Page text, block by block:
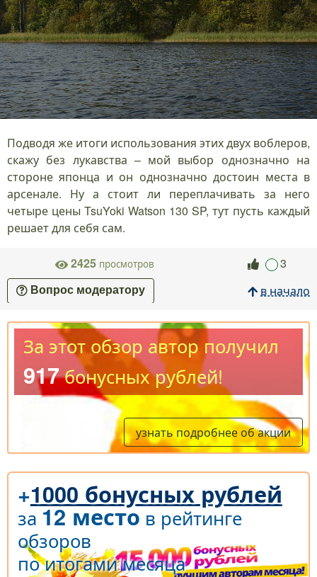
Подводя же итоги использования этих двух воблеров,
скажу без лукавства – мой выбор однозначно на
стороне японца и он однозначно достоин места в
арсенале. Ну а стоит ли переплачивать за него
четыре цены TsuYoki Watson 130 SP, тут пусть каждый
решает для себя сам.
2425 просмотров 3
Вопрос модератору в начало
За этот обзор автор получил
917бонусных рублей!
узнать подробнее об акции
+1000 бонусных рублей
за 12 место в рейтинге
обзоров
по итогами месяца